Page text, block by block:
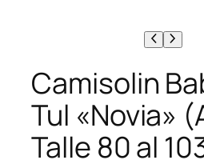
Camisolin
Tul «Novia»
Talle 80 al